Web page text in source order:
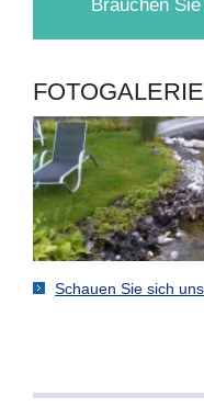
Brauchen
FOTOGALERIE
Schauen Sie sich